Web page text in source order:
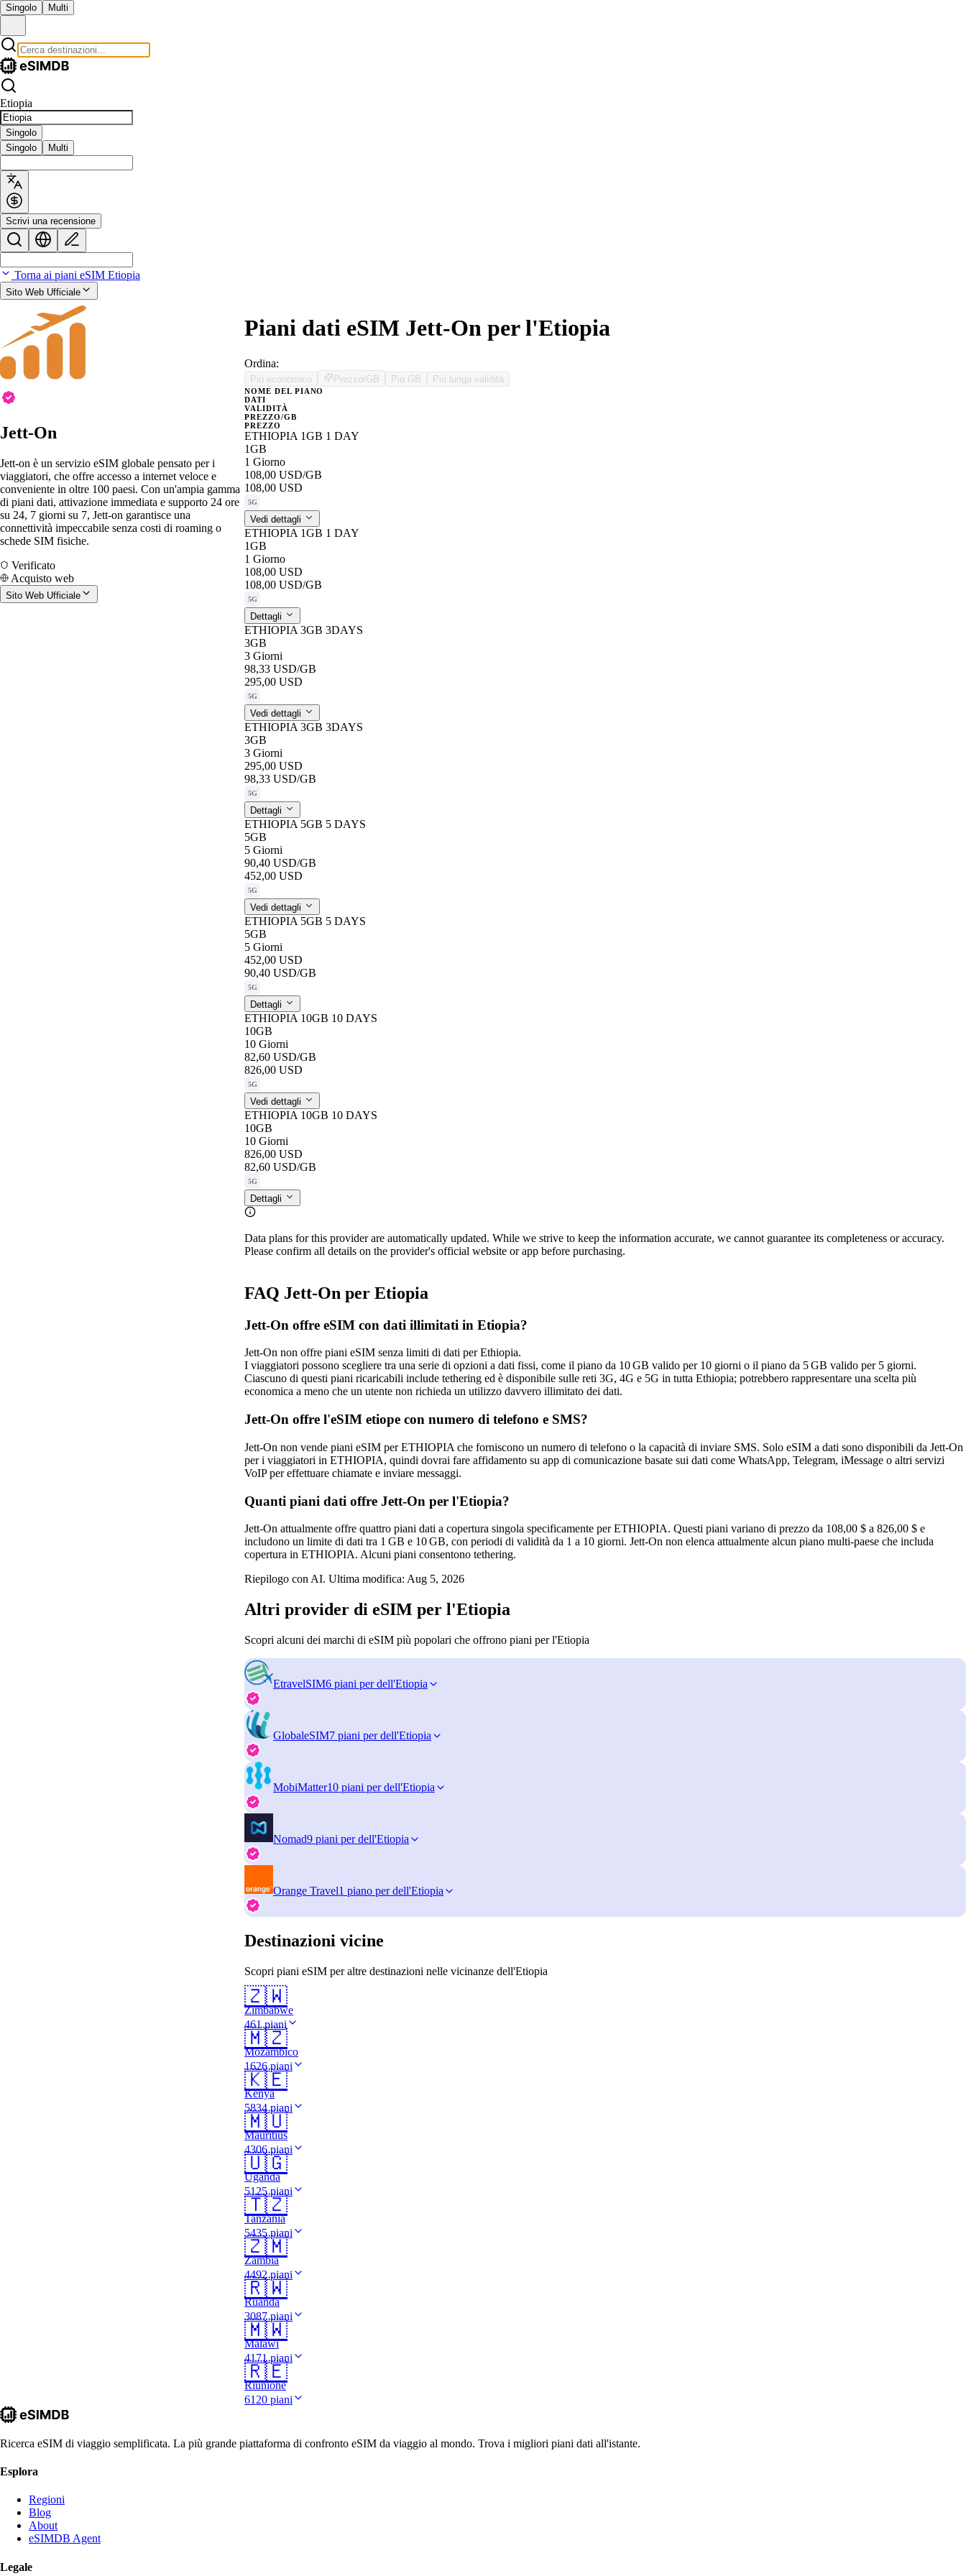
Singolo Multi
Etiopia
Singolo
Singolo
Multi
Scrivi una recensione
Torna ai piani eSIM Etiopia
Sito Web Ufficiale
Jett-On
Jett-on è un servizio eSIM globale pensato per i
viaggiatori, che offre accesso a internet veloce e
conveniente in oltre 100 paesi. Con un'ampia gamma
di piani dati, attivazione immediata e supporto 24 ore
su 24, 7 giorni su 7, Jett-on garantisce una
connettività impeccabile senza costi di roaming o
schede SIM fisiche.
Verificato
Acquisto web
Sito Web Ufficiale
Piani dati eSIM Jett-On per l'Etiopia
Ordina:
Più economico Prezzo/GB Più GB Più lunga validità
NOME DEL PIANO
DATI
VALIDITÀ
PREZZO/GB
PREZZO
ETHIOPIA 1GB 1 DAY
1GB
1 Giorno
108,00 USD/GB
108,00 USD
5G
Vedi dettagli
ETHIOPIA 1GB 1 DAY
1GB
1 Giorno
108,00 USD
108,00 USD/GB
5G
Dettagli
ETHIOPIA 3GB 3DAYS
3GB
3 Giorni
98,33 USD/GB
295,00 USD
5G
Vedi dettagli
ETHIOPIA 3GB 3DAYS
3GB
3 Giorni
295,00 USD
98,33 USD/GB
5G
Dettagli
ETHIOPIA 5GB 5 DAYS
5GB
5 Giorni
90,40 USD/GB
452,00 USD
5G
Vedi dettagli
ETHIOPIA 5GB 5 DAYS
5GB
5 Giorni
452,00 USD
90,40 USD/GB
5G
Dettagli
ETHIOPIA 10GB 10 DAYS
10GB
10 Giorni
82,60 USD/GB
826,00 USD
5G
Vedi dettagli
ETHIOPIA 10GB 10 DAYS
10GB
10 Giorni
826,00 USD
82,60 USD/GB
5G
Dettagli
Data plans for this provider are automatically updated. While we strive to keep the information accurate, we cannot guarantee its completeness or accuracy.
Please confirm all details on the provider's official website or app before purchasing.
FAQ Jett-On per Etiopia
Jett-On offre eSIM con dati illimitati in Etiopia?
Jett‑On non offre piani eSIM senza limiti di dati per Ethiopia.
I viaggiatori possono scegliere tra una serie di opzioni a dati fissi, come il piano da 10 GB valido per 10 giorni o il piano da 5 GB valido per 5 giorni.
Ciascuno di questi piani ricaricabili include tethering ed è disponibile sulle reti 3G, 4G e 5G in tutta Ethiopia; potrebbero rappresentare una scelta più
economica a meno che un utente non richieda un utilizzo davvero illimitato dei dati.
Jett-On offre l'eSIM etiope con numero di telefono e SMS?
Jett‑On non vende piani eSIM per ETHIOPIA che forniscono un numero di telefono o la capacità di inviare SMS. Solo eSIM a dati sono disponibili da Jett‑On
per i viaggiatori in ETHIOPIA, quindi dovrai fare affidamento su app di comunicazione basate sui dati come WhatsApp, Telegram, iMessage o altri servizi
VoIP per effettuare chiamate e inviare messaggi.
Quanti piani dati offre Jett-On per l'Etiopia?
Jett-On attualmente offre quattro piani dati a copertura singola specificamente per ETHIOPIA. Questi piani variano di prezzo da 108,00 $ a 826,00 $ e
includono un limite di dati tra 1 GB e 10 GB, con periodi di validità da 1 a 10 giorni. Jett-On non elenca attualmente alcun piano multi-paese che includa
copertura in ETHIOPIA. Alcuni piani consentono tethering.
Riepilogo con AI. Ultima modifica: Aug 5, 2026
Altri provider di eSIM per l'Etiopia
Scopri alcuni dei marchi di eSIM più popolari che offrono piani per l'Etiopia
EtravelSIM6 piani per dell'Etiopia
GlobaleSIM7 piani per dell'Etiopia
MobiMatter10 piani per dell'Etiopia
Nomad9 piani per dell'Etiopia
Orange Travel1 piano per dell'Etiopia
Destinazioni vicine
Scopri piani eSIM per altre destinazioni nelle vicinanze dell'Etiopia
🇿🇼
Zimbabwe
461 piani
🇲🇿
Mozambico
1626 piani
🇰🇪
Kenya
5834 piani
🇲🇺
Mauritius
4306 piani
🇺🇬
Uganda
5125 piani
🇹🇿
Tanzania
5435 piani
🇿🇲
Zambia
4492 piani
🇷🇼
Ruanda
3087 piani
🇲🇼
Malawi
4171 piani
🇷🇪
Riunione
6120 piani
Ricerca eSIM di viaggio semplificata. La più grande piattaforma di confronto eSIM da viaggio al mondo. Trova i migliori piani dati all'istante.
Esplora
Regioni
Blog
About
eSIMDB Agent
Legale